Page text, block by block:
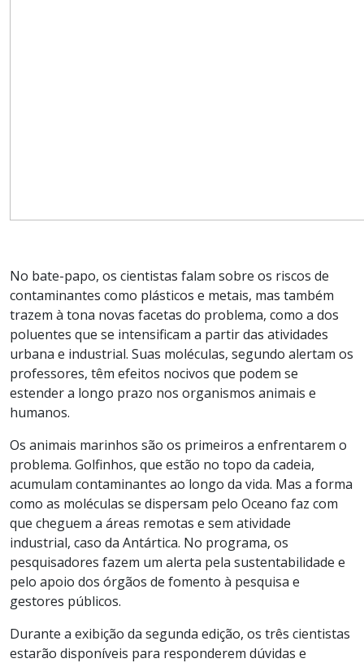
No bate-papo, os cientistas falam sobre os riscos de
contaminantes como plásticos e metais, mas também
trazem à tona novas facetas do problema, como a dos
poluentes que se intensificam a partir das atividades
urbana e industrial. Suas moléculas, segundo alertam os
professores, têm efeitos nocivos que podem se
estender a longo prazo nos organismos animais e
humanos.
Os animais marinhos são os primeiros a enfrentarem o
problema. Golfinhos, que estão no topo da cadeia,
acumulam contaminantes ao longo da vida. Mas a forma
como as moléculas se dispersam pelo Oceano faz com
que cheguem a áreas remotas e sem atividade
industrial, caso da Antártica. No programa, os
pesquisadores fazem um alerta pela sustentabilidade e
pelo apoio dos órgãos de fomento à pesquisa e
gestores públicos.
Durante a exibição da segunda edição, os três cientistas
estarão disponíveis para responderem dúvidas e